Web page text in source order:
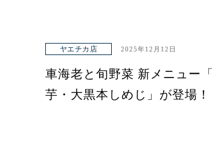
ヤエチカ店 2025年12月12日
車海老と旬野菜 新メニュー
芋・大黒本しめじ」が登場！